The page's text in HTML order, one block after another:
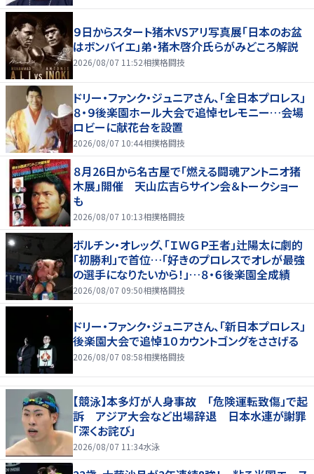
９日からスタート猪木VSアリ写真展「日本のお盆
はボンバイエ」弟・猪木啓介氏らがみどころ解説
2026/08/07 11:52相撲格闘技
ドリー・ファンク・ジュニアさん、「全日本プロレス」
８・９後楽園ホール大会で追悼セレモニー…会場
ロビーに献花台を設置
2026/08/07 10:44相撲格闘技
８月26日から名古屋で「燃える闘魂アントニオ猪
木展」開催 天山広吉らサイン会＆トークショー
も
2026/08/07 10:13相撲格闘技
ボルチン・オレッグ、「ＩＷＧＰ王者」辻陽太に劇的
「初勝利」で首位…「好きのプロレスでオレが最強
の選手になりたいから！」…８・６後楽園全成績
2026/08/07 09:50相撲格闘技
ドリー・ファンク・ジュニアさん、「新日本プロレス」
後楽園大会で追悼１０カウントゴングをささげる
2026/08/07 08:58相撲格闘技
【競泳】本多灯が人身事故 「危険運転致傷」で起
訴 アジア大会など出場辞退 日本水連が謝罪
「深くお詫び」
2026/08/07 11:34水泳